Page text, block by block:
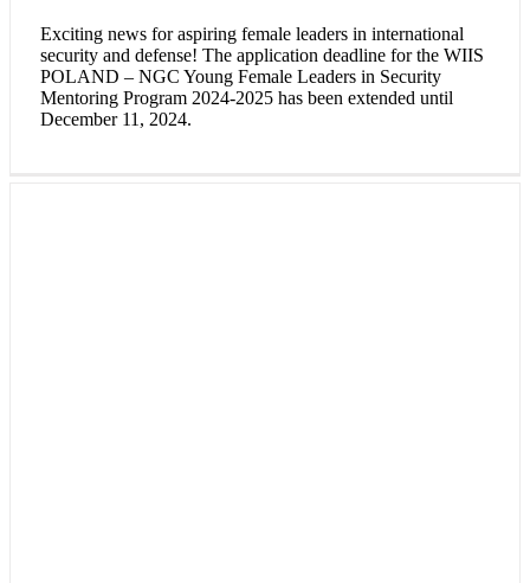
Exciting news for aspiring female leaders in international
security and defense! The application deadline for the WIIS
POLAND – NGC Young Female Leaders in Security
Mentoring Program 2024-2025 has been extended until
December 11, 2024.